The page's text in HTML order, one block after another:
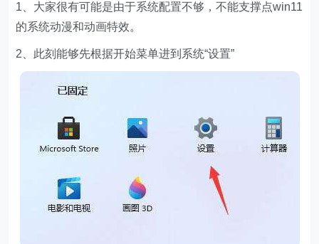
1、大家很有可能是由于系统配置不够，不能支撑点win11
的系统动漫和动画特效。
2、此刻能够先根据开始菜单进到系统“设置”